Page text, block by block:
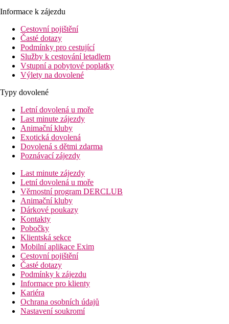
Informace k zájezdu
Cestovní pojištění
Časté dotazy
Podmínky pro cestující
Služby k cestování letadlem
Vstupní a pobytové poplatky
Výlety na dovolené
Typy dovolené
Letní dovolená u moře
Last minute zájezdy
Animační kluby
Exotická dovolená
Dovolená s dětmi zdarma
Poznávací zájezdy
Last minute zájezdy
Letní dovolená u moře
Věrnostní program DERCLUB
Animační kluby
Dárkové poukazy
Kontakty
Pobočky
Klientská sekce
Mobilní aplikace Exim
Cestovní pojištění
Časté dotazy
Podmínky k zájezdu
Informace pro klienty
Kariéra
Ochrana osobních údajů
Nastavení soukromí